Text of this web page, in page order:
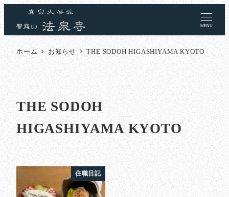
MENU
ホーム お知らせ THE SODOH HIGASHIYAMA KYOTO
THE SODOH
HIGASHIYAMA KYOTO
住職日記